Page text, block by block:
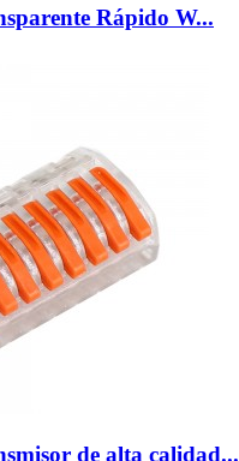
Rápido W...
de alta calidad...